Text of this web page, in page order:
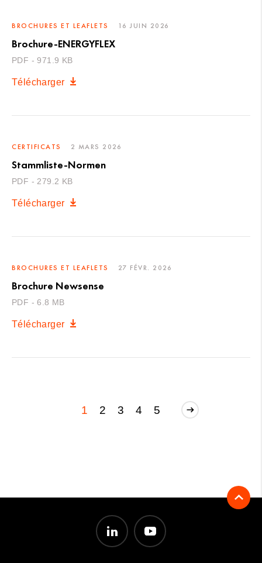
BROCHURES ET LEAFLETS 16 JUIN 2026
Brochure-ENERGYFLEX
PDF - 971.9 KB
Télécharger
CERTIFICATS 2 MARS 2026
Stammliste-Normen
PDF - 279.2 KB
Télécharger
BROCHURES ET LEAFLETS 27 FÉVR. 2026
Brochure Newsense
PDF - 6.8 MB
Télécharger
1 2 3 4 5